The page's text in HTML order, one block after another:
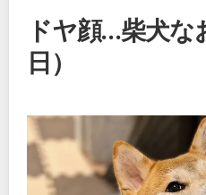
ドヤ顔…柴犬な
日）